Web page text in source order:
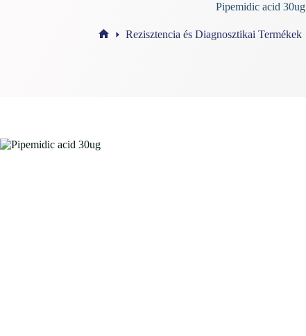
Pipemidic acid 30ug
Rezisztencia és Diagnosztikai Termékek